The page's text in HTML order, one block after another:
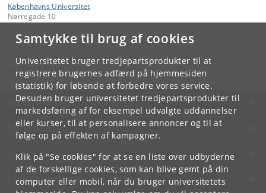
Samtykke til brug af cookies
Universitetet bruger tredjepartsprodukter til at
registrere brugernes adfærd på hjemmesiden
(statistik) for løbende at forbedre vores service.
Desuden bruger universitetet tredjepartsprodukter til
markedsføring af for eksempel udvalgte uddannelser
eller kurser, til at personalisere annoncer og til at
følge op på effekten af kampagner.
Klik på "Se cookies" for at se en liste over udbyderne
af de forskellige cookies, som kan blive gemt på din
computer eller mobil, når du bruger universitetets
Københavns Universitet
Nørregade 10
1165 København K
Heidi Pagaard Andersen
hpa@adm.ku.dk
KØBENHAVNS UNIVERSITET
KONTAKT
SERVICES
FOR STUDERENDE OG ANSATTE